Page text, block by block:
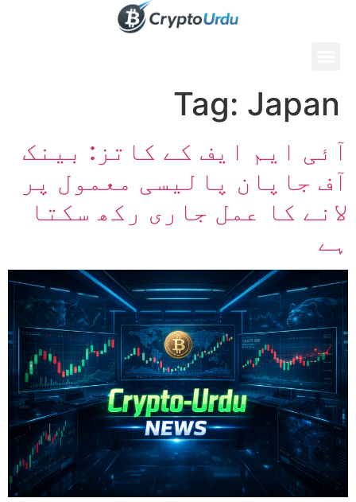
Tag: Japan
آئی ایم ایف کے کاتز: بینک
آف جاپان پالیسی معمول پر
لانے کا عمل جاری رکھ سکتا
ہے